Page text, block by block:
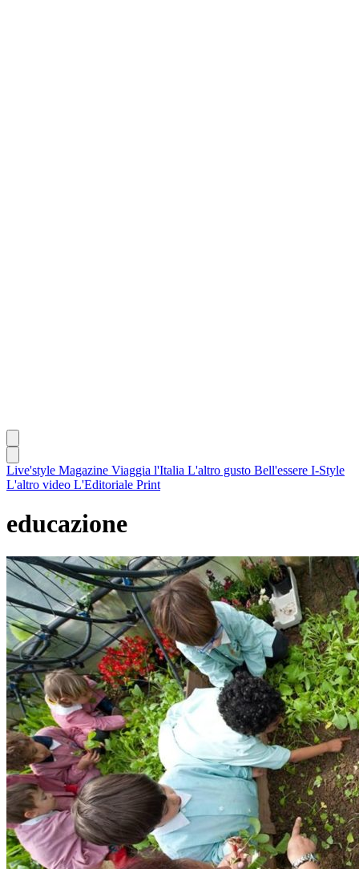
Live'style Magazine Viaggia l'Italia L'altro gusto Bell'essere I-Style
L'altro video L'Editoriale Print
educazione